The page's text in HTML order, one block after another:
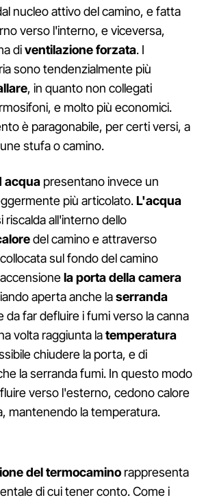
nucleo attivo del camino, e fatta
verso l'interno, e viceversa,
diventilazione forzata. I
sono tendenzialmente più
, in quanto non collegati
e molto più economici.
è paragonabile, per certi versi, a
stufa o camino.
acqua presentano invece un
più articolato.L'acqua
riscalda all'interno dello
del camino e attraverso
sul fondo del camino
la porta della camera
aperta anche laserranda
da far defluire i fumi verso la canna
volta raggiunta latemperatura
chiudere la porta, e di
la serranda fumi. In questo modo
verso l'esterno, cedono calore
mantenendo la temperatura.
del termocamino rappresenta
di cui tener conto. Come i